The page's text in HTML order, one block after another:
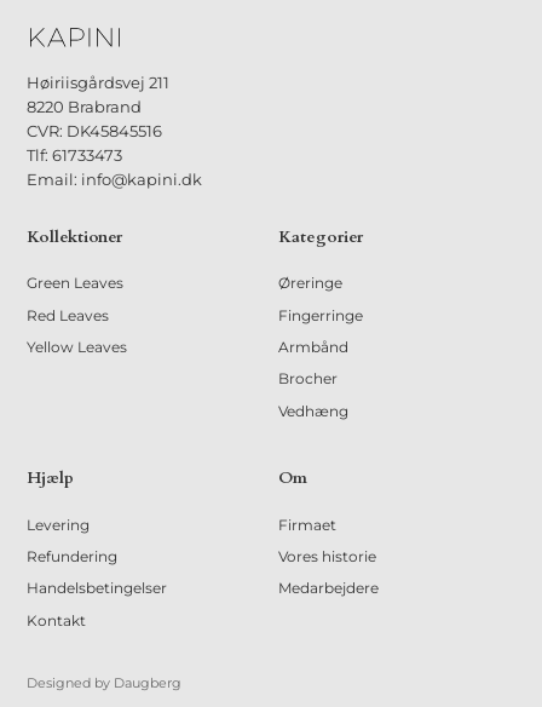
Høiriisgårdsvej 211
8220 Brabrand
CVR: DK45845516
Tlf: 61733473
Email: info@kapini.dk
Kollektioner
Green Leaves
Red Leaves
Yellow Leaves
Kategorier
Øreringe
Fingerringe
Armbånd
Brocher
Vedhæng
Hjælp
Levering
Refundering
Handelsbetingelser
Kontakt
Om
Firmaet
Vores historie
Medarbejdere
Designed by Daugberg